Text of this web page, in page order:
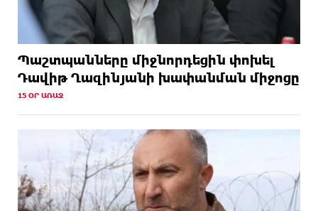
Պաշտպանները միջնորդեցին փոխել
Դավիթ Ղազինյանի խափանման միջոցը
15 ՕՐ ԱՌԱՋ